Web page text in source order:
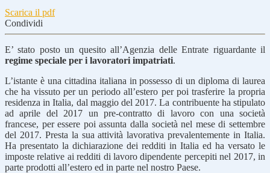
Scarica il pdf
Condividi
E’ stato posto un quesito all’Agenzia delle Entrate riguardante il
regime speciale per i lavoratori impatriati.
L’istante è una cittadina italiana in possesso di un diploma di laurea
che ha vissuto per un periodo all’estero per poi trasferire la propria
residenza in Italia, dal maggio del 2017. La contribuente ha stipulato
ad aprile del 2017 un pre-contratto di lavoro con una società
francese, per essere poi assunta dalla società nel mese di settembre
del 2017. Presta la sua attività lavorativa prevalentemente in Italia.
Ha presentato la dichiarazione dei redditi in Italia ed ha versato le
imposte relative ai redditi di lavoro dipendente percepiti nel 2017, in
parte prodotti all’estero ed in parte nel nostro Paese.